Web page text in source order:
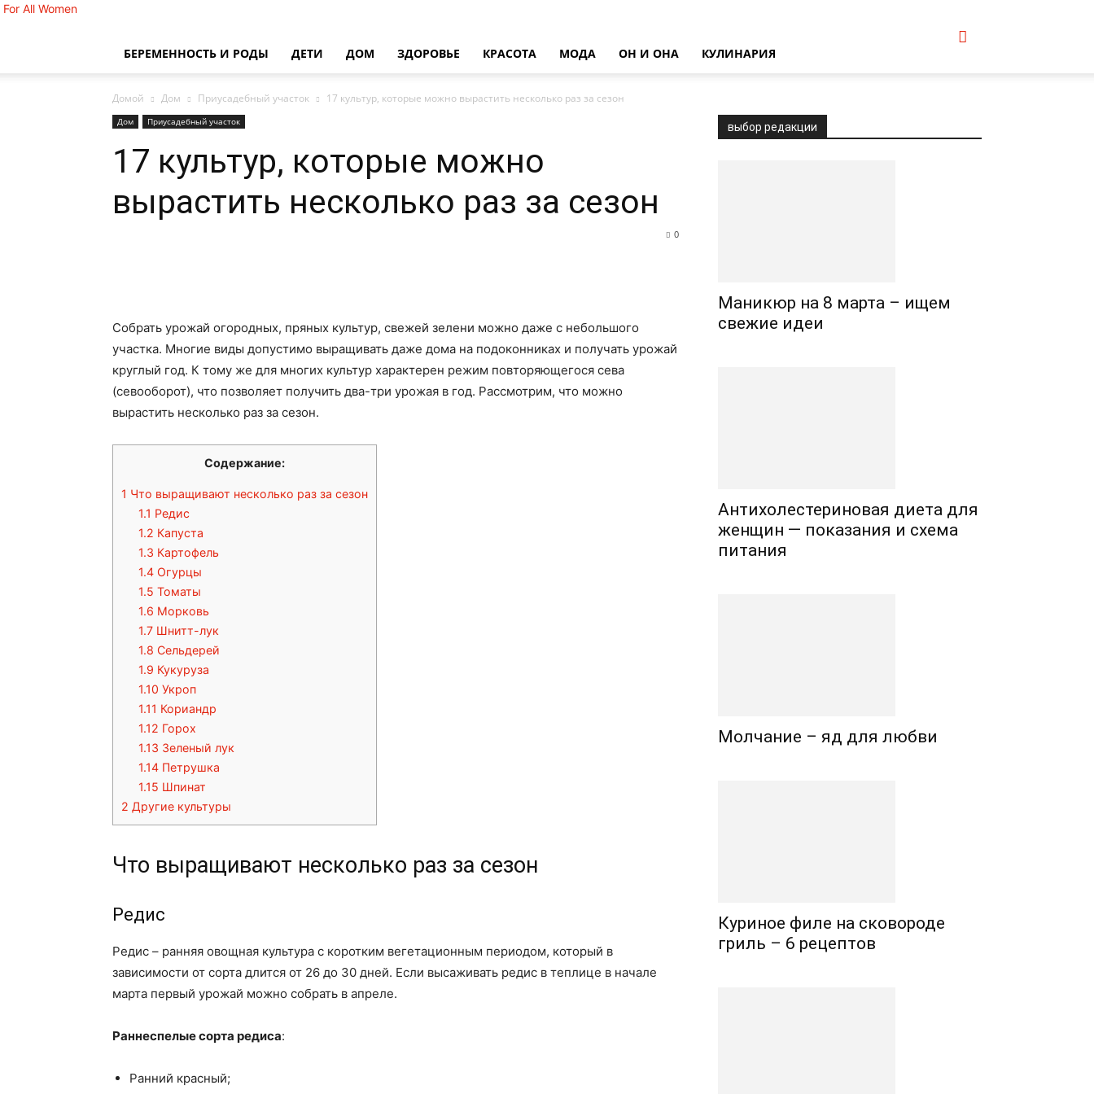
For All Women
БЕРЕМЕННОСТЬ И РОДЫ ДЕТИ ДОМ ЗДОРОВЬЕ КРАСОТА МОДА ОН И ОНА КУЛИНАРИЯ
Домой Дом Приусадебный участок 17 культур, которые можно вырастить несколько раз за сезон
Дом Приусадебный участок
17 культур, которые можно
вырастить несколько раз за сезон
0
Собрать урожай огородных, пряных культур, свежей зелени можно даже с небольшого
участка. Многие виды допустимо выращивать даже дома на подоконниках и получать урожай
круглый год. К тому же для многих культур характерен режим повторяющегося сева
(севооборот), что позволяет получить два-три урожая в год. Рассмотрим, что можно
вырастить несколько раз за сезон.
Содержание:
1 Что выращивают несколько раз за сезон
1.1 Редис
1.2 Капуста
1.3 Картофель
1.4 Огурцы
1.5 Томаты
1.6 Морковь
1.7 Шнитт-лук
1.8 Сельдерей
1.9 Кукуруза
1.10 Укроп
1.11 Кориандр
1.12 Горох
1.13 Зеленый лук
1.14 Петрушка
1.15 Шпинат
2 Другие культуры
Что выращивают несколько раз за сезон
Редис
Редис – ранняя овощная культура с коротким вегетационным периодом, который в
зависимости от сорта длится от 26 до 30 дней. Если высаживать редис в теплице в начале
марта первый урожай можно собрать в апреле.
Раннеспелые сорта редиса:
Ранний красный;
выбор редакции
Маникюр на 8 марта – ищем
свежие идеи
Антихолестериновая диета для
женщин — показания и схема
питания
Молчание – яд для любви
Куриное филе на сковороде
гриль – 6 рецептов